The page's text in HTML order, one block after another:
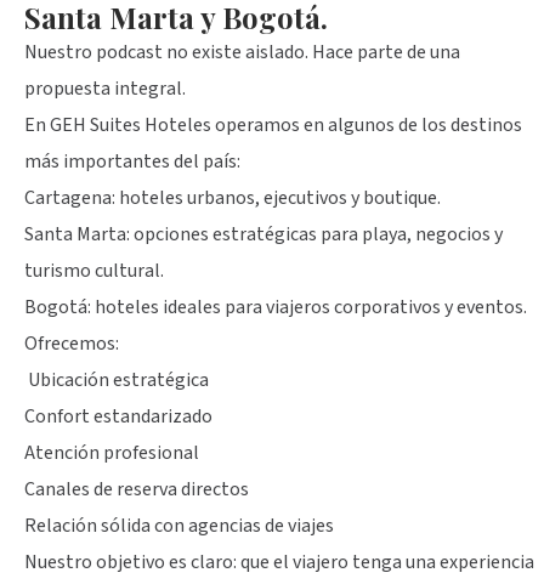
Santa Marta y Bogotá.
Nuestro podcast no existe aislado. Hace parte de una
propuesta integral.
En GEH Suites Hoteles operamos en algunos de los destinos
más importantes del país:
Cartagena: hoteles urbanos, ejecutivos y boutique.
Santa Marta: opciones estratégicas para playa, negocios y
turismo cultural.
Bogotá: hoteles ideales para viajeros corporativos y eventos.
Ofrecemos:
Ubicación estratégica
Confort estandarizado
Atención profesional
Canales de reserva directos
Relación sólida con agencias de viajes
Nuestro objetivo es claro: que el viajero tenga una experiencia